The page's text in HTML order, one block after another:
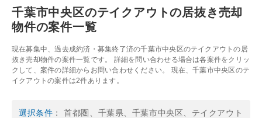
千葉市中央区のテイクアウトの居抜き売却
物件の案件一覧
現在募集中、過去成約済・募集終了済の千葉市中央区のテイクアウトの居
抜き売却物件の案件一覧です。 詳細を問い合わせる場合は各案件をクリッ
クして、案件の詳細からお問い合わせください。 現在、千葉市中央区のテ
イクアウトの案件は2件あります。
選択条件 ： 首都圏、千葉県、千葉市中央区、テイクアウト